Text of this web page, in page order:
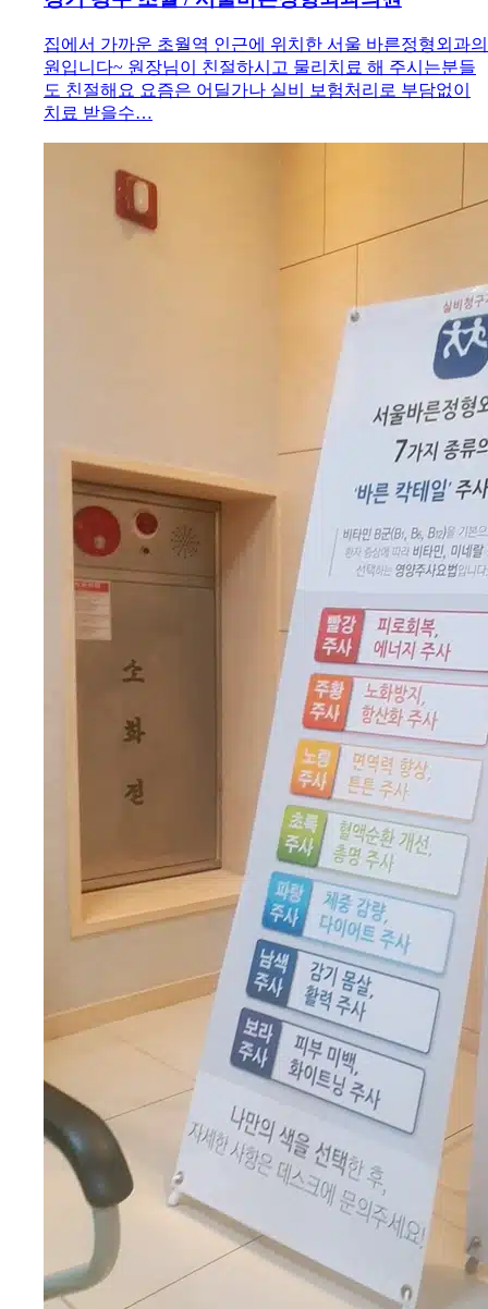
집에서 가까운 초월역 인근에 위치한 서울 바른정형외과의
원입니다~ 원장님이 친절하시고 물리치료 해 주시는분들
도 친절해요 요즘은 어딜가나 실비 보험처리로 부담없이
치료 받을수…